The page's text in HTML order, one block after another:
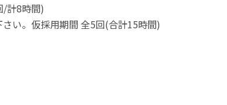
計8時間)
い。仮採用期間 全5回(合計15時間)